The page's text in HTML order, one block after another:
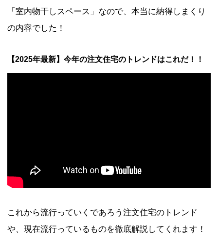
「室内物干しスペース」なので、本当に納得しまくり
の内容でした！
【2025年最新】今年の注文住宅のトレンドはこれだ！！
これから流行っていくであろう注文住宅のトレンド
や、現在流行っているものを徹底解説してくれます！